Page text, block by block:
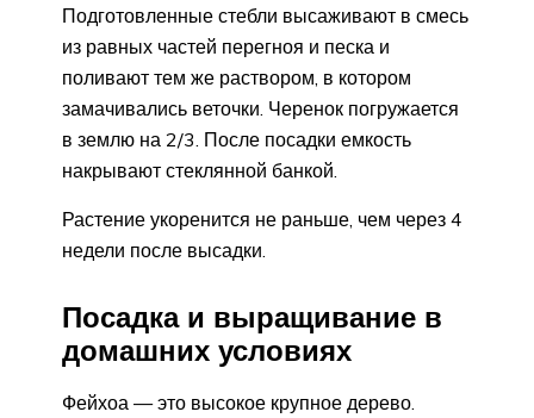
Подготовленные стебли высаживают в смесь
из равных частей перегноя и песка и
поливают тем же раствором, в котором
замачивались веточки. Черенок погружается
в землю на 2/3. После посадки емкость
накрывают стеклянной банкой.
Растение укоренится не раньше, чем через 4
недели после высадки.
Посадка и выращивание в
домашних условиях
Фейхоа — это высокое крупное дерево.